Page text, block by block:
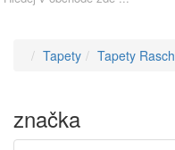
Tapety Tapety Rasch
značka